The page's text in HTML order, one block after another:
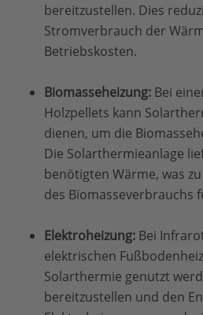
bereitzustellen. Dies
Stromverbrauch der
Betriebskosten.
Biomasseheizung: Bei
Holzpellets kann
dienen, um die
Die Solarthermieanlage
benötigten Wärme, was
des Biomasseverbrauchs
Elektroheizung: Bei
elektrischen
Solarthermie genutzt
bereitzustellen und den